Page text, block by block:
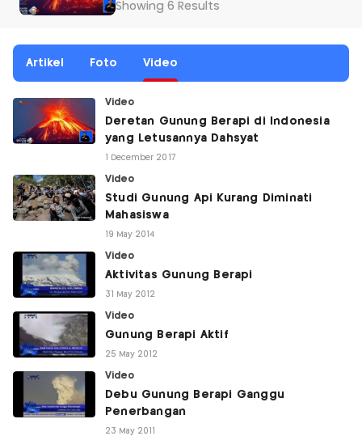
Showing 6 Results
Artikel Foto Video
Video
Deretan Gunung Berapi di Indonesia
yang Letusannya Dahsyat
1 December 2017
Video
Studi Gunung Api Kurang Diminati
Mahasiswa
19 May 2014
Video
Aktivitas Gunung Berapi
31 May 2012
Video
Gunung Berapi Aktif
25 May 2012
Video
Debu Gunung Berapi Ganggu
Penerbangan
23 May 2011